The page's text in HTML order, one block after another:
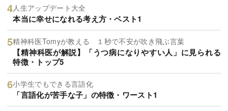
人生アップデート大全
本当に幸せになれる考え方・ベスト1
精神科医Tomyが教える １秒で不安が吹き飛ぶ言葉
【精神科医が解説】「うつ病になりやすい人」に見られる
特徴・トップ5
小学生でもできる言語化
「言語化が苦手な子」の特徴・ワースト1